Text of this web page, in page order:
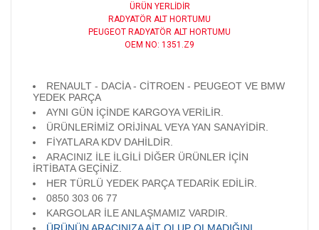
ÜRÜN YERLİDİR
RADYATÖR ALT HORTUMU
PEUGEOT RADYATÖR ALT HORTUMU
OEM NO: 1351.Z9
RENAULT - DACİA - CİTROEN - PEUGEOT VE BMW
YEDEK PARÇA
AYNI GÜN İÇİNDE KARGOYA VERİLİR.
ÜRÜNLERİMİZ ORİJİNAL VEYA YAN SANAYİDİR.
FİYATLARA KDV DAHİLDİR.
ARACINIZ İLE İLGİLİ DİĞER ÜRÜNLER İÇİN
İRTİBATA GEÇİNİZ.
HER TÜRLÜ YEDEK PARÇA TEDARİK EDİLİR.
0850 303 06 77
KARGOLAR İLE ANLAŞMAMIZ VARDIR.
ÜRÜNÜN ARACINIZA AİT OLUP OLMADIĞINI